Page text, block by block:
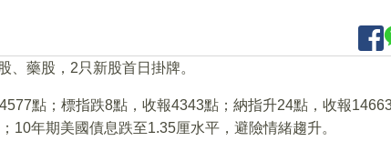
、藥股，2只新股首日掛牌。
點；標指跌8點，收報4343點；納指升24點，收報
10年期美國債息跌至1.35厘水平，避險情緒趨升。